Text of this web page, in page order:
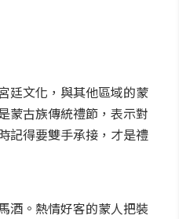
廷文化，與其他區域的蒙
蒙古族傳統禮節，表示對
記得要雙手承接，才是禮
酒。熱情好客的蒙人把裝